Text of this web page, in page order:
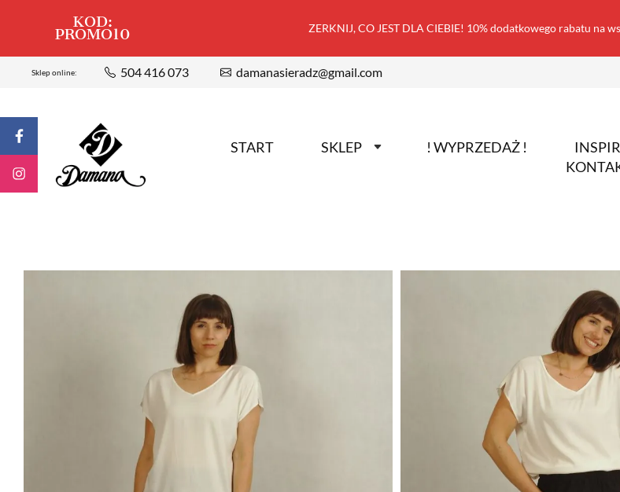
KOD:
PROMO10 ZERKNIJ, CO JEST DLA CIEBIE! 10% dodatkowego rabatu na
Sklep online: 504 416 073 damanasieradz@gmail.com
START SKLEP ! WYPRZEDAŻ !